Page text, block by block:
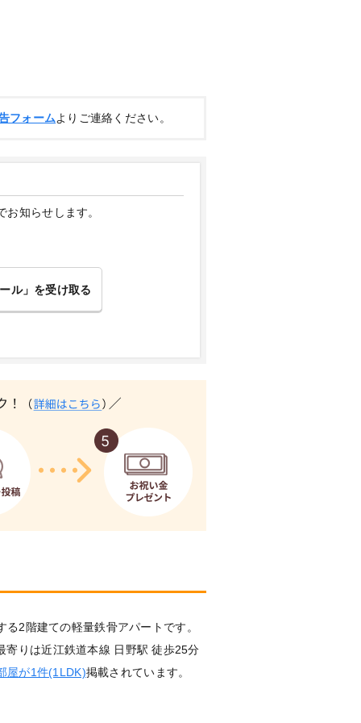
フォームよりご連絡ください。
知らせします。
ル」を受け取る
2階建ての軽量鉄骨アパートです。
りは近江鉄道本線 日野駅 徒歩25分
屋が1件(1LDK)掲載されています。